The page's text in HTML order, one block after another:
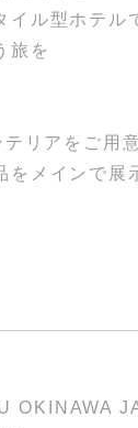
イル型ホテル
旅を
リアをご用
をメインで展
OKINAWA